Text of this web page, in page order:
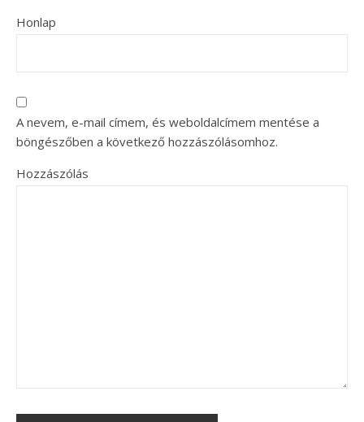
Honlap
A nevem, e-mail címem, és weboldalcímem mentése a
böngészőben a következő hozzászólásomhoz.
Hozzászólás